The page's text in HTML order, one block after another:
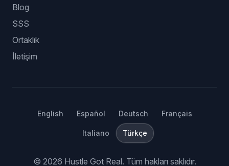
Blog
SSS
Ortaklık
İletişim
English Español Deutsch Français
Italiano Türkçe
© 2026 Hustle Got Real. Tüm hakları saklıdır.